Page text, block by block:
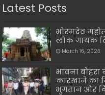
Latest Posts
भोरमदेव
लोक गायक
March 16, 2026
भावना
कारखाने का
भुगतान और